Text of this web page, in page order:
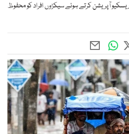
آپریشن کرتے ہوئے سیکڑوں افراد کو محفوظ